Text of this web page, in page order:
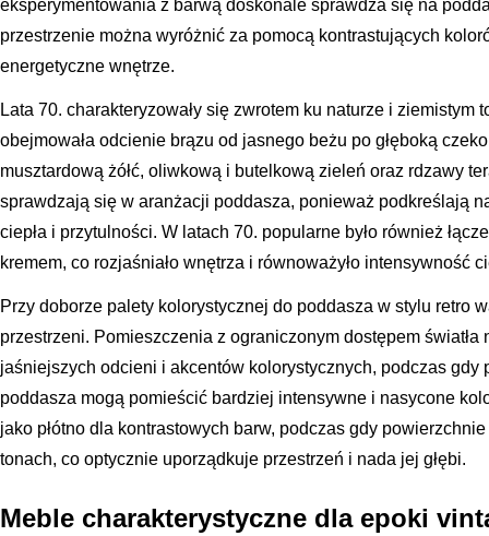
eksperymentowania z barwą doskonale sprawdza się na
przestrzenie można wyróżnić za pomocą kontrastujących
energetyczne wnętrze.
Lata 70. charakteryzowały się zwrotem ku naturze i ziemistym
obejmowała odcienie brązu od jasnego beżu po głęboką
musztardową żółć, oliwkową i butelkową zieleń oraz rdzawy
sprawdzają się w aranżacji poddasza, ponieważ podkreślają
ciepła i przytulności. W latach 70. popularne było również
kremem, co rozjaśniało wnętrza i równoważyło intensywność
Przy doborze palety kolorystycznej do poddasza w stylu retro
przestrzeni. Pomieszczenia z ograniczonym dostępem
jaśniejszych odcieni i akcentów kolorystycznych, podczas gdy
poddasza mogą pomieścić bardziej intensywne i nasycone
jako płótno dla kontrastowych barw, podczas gdy
tonach, co optycznie uporządkuje przestrzeń i nada jej głębi.
Meble charakterystyczne dla epoki